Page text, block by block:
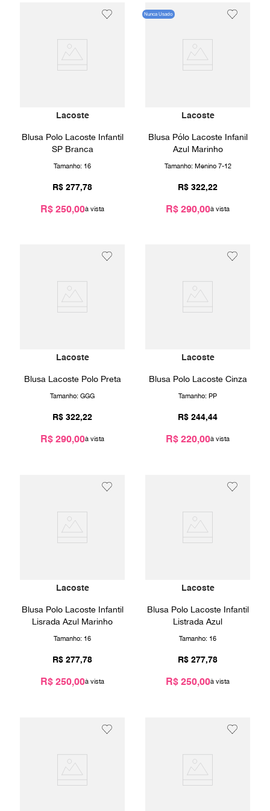
Lacoste
Blusa Polo Lacoste Infantil
SP Branca
Tamanho: 16
R$ 277,78
R$ 250,00
Nunca Usado
Lacoste
Blusa Pólo Lacoste Infanil
Azul Marinho
Tamanho: Menino 7-12
R$ 322,22
R$ 290,00
Lacoste
Blusa Lacoste Polo Preta
Tamanho: GGG
R$ 322,22
R$ 290,00
Lacoste
Blusa Polo Lacoste Cinza
Tamanho: PP
R$ 244,44
R$ 220,00
Lacoste
Blusa Polo Lacoste Infantil
Lisrada Azul Marinho
Tamanho: 16
R$ 277,78
R$ 250,00
Lacoste
Blusa Polo Lacoste Infantil
Listrada Azul
Tamanho: 16
R$ 277,78
R$ 250,00